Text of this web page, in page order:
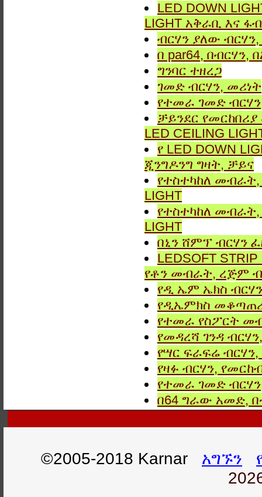
LED DOWN
LIGHT አቅራቢ እና
ብርሃን ያለው ብርሃን,
በ par64, በብርሃን,
ግንባር ​​ተዘረጋ
ገመድ ብርሃን, መሪነት
የተመራ ገመድ
ቻይንደር
LED CEILING
የ LED DOWN
ጂንግዶንግ ግዛት, ቻይና
የተስተካከለ መብራት,
LIGHT
የተስተካከለ መብራት,
LIGHT
በኒን ሸምፕ ብርሃን
LEDSOFT
የቶን መብራት, ረጅም
የዲ ኤም ኤክስ
የዲኤምክስ
የተመራ የስፖርት
የመዳረሻ ገንዳ
የሣር ፍራፍሬ
የዛፉ ብርሃን,
የተመራ ገመድ
በ64 ግራው አመድ,
©2005-2018 Karnar አግኙን